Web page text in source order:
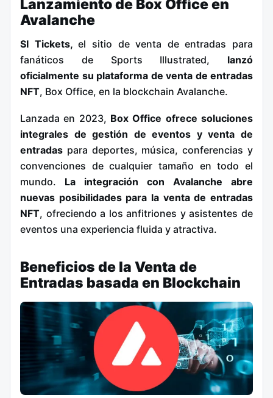
Lanzamiento de Box Office en
Avalanche
SI Tickets,el sitio de venta de entradas para
fanáticos de Sports Illustrated, lanzó
oficialmente su plataforma de venta de entradas
NFT, Box Office, en la blockchain Avalanche.
Lanzada en 2023, Box Office ofrece soluciones
integrales de gestión de eventos y venta de
entradas para deportes, música, conferencias y
convenciones de cualquier tamaño en todo el
mundo. La integración con Avalanche abre
nuevas posibilidades para la venta de entradas
NFT, ofreciendo a los anfitriones y asistentes de
eventos una experiencia fluida y atractiva.
Beneficios de la Venta de
Entradas basada en Blockchain